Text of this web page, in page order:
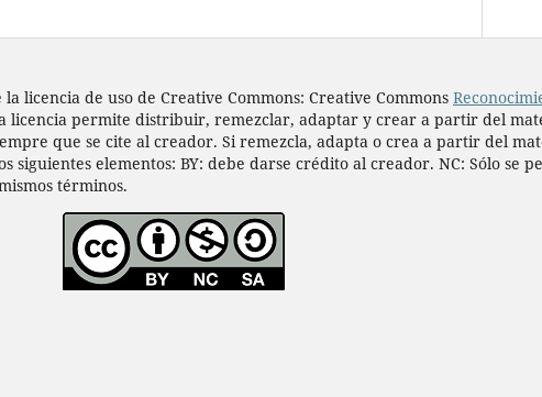
licencia de uso de Creative Commons: Creative Commons
licencia permite distribuir, remezclar, adaptar y crear a partir del
que se cite al creador. Si remezcla, adapta o crea a partir del
siguientes elementos: BY: debe darse crédito al creador. NC: Sólo se
términos.